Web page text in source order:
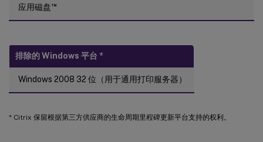
应用磁盘™
排除的 Windows 平台 *
Windows 2008 32 位（用于通用打印服务器）
* Citrix 保留根据第三方供应商的生命周期里程碑更新平台支持的权利。